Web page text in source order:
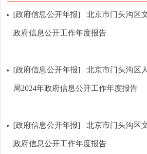
[政府信息公开年报] 北京市门头沟区
政府信息公开工作年度报告
[政府信息公开年报] 北京市门头沟区
局2024年政府信息公开工作年度报告
[政府信息公开年报] 北京市门头沟区
政府信息公开工作年度报告